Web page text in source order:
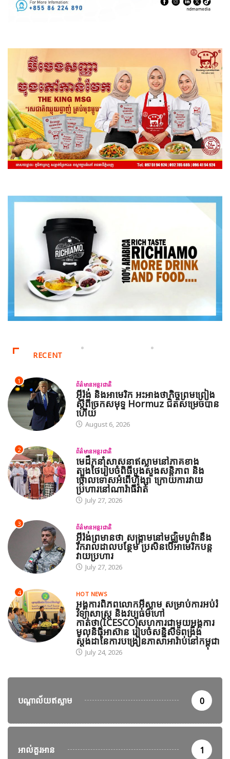
RECENT
1 ព័ត៌មានអន្តរជាតិ
អ៊ីរ៉ង់ និងអាមេរិក អះអាងថាកិច្ចព្រមព្រៀង
ស្តីពីច្រកសមុទ្ទ Hormuz ជិតសម្រេចបាន
ហើយ
August 6, 2026
2 ព័ត៌មានអន្តរជាតិ
មេដឹកនាំសាសនាឥស្លាមនៅភាគខាង
ត្បូងថៃរៀបចំពិធីបួងសួងសន្តិភាព និង
ថ្កោលទោសអំពើហិង្សា ក្រោយការវាយ
ប្រហារនៅណារ៉ាធីវ៉ាត់
July 27, 2026
3 ព័ត៌មានអន្តរជាតិ
អ៊ីរ៉ង់ព្រមានថា សង្គ្រាមនៅមជ្ឈិមបូព៌ានឹង
រីករាលដាលបន្ថែម ប្រសិនបើអាមេរិកបន្ត
វាយប្រហារ
July 27, 2026
4 HOT NEWS
អង្គការពិភពលោកអ៊ីស្លាម សម្រាប់ការអប់រំ
វិទ្យាសាស្ត្រ និងវប្បធម៌ហៅ
កាត់ថា(ICESCO)សហការជាមួយអង្គការ
មូលនិធិអាស៊ាន រៀបចំសន្និសីទពង្រឹង
ស្តង់ដានៃការបង្រៀនភាសាអារ៉ាប់នៅកម្ពុជា
July 24, 2026
បណ្តាល័យឥស្លាម 0
អាល់គួរអាន 1